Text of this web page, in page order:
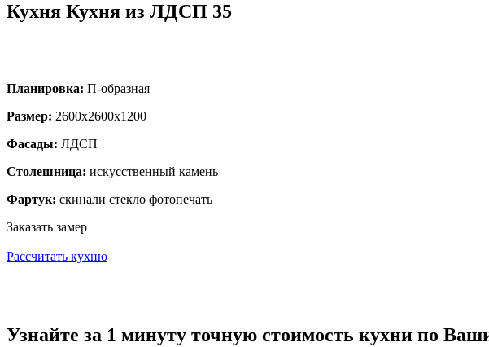
Кухня Кухня из ЛДСП 35
Планировка: П-образная
Размер: 2600х2600х1200
Фасады: ЛДСП
Столешница: искусственный камень
Фартук: скинали стекло фотопечать
Заказать замер
Рассчитать кухню
Узнайте за 1 минуту точную стоимость кухни по